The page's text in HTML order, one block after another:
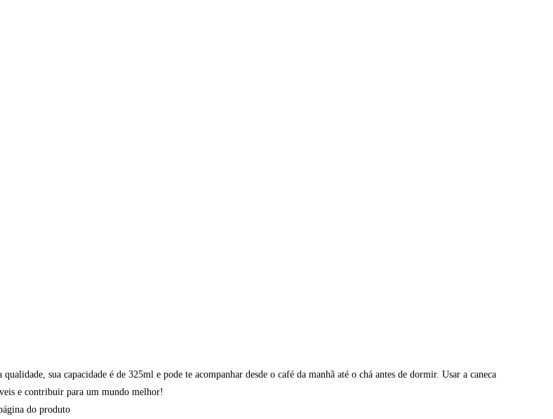
sua capacidade é de 325ml e pode te acompanhar desde o café da manhã até o chá antes de dormir. Usar a caneca
e contribuir para um mundo melhor!
do produto